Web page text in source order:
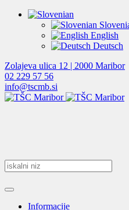
English
Deutsch
Zolajeva ulica 12 | 2000 Maribor
02 229 57 56
info@tscmb.si
Informacije